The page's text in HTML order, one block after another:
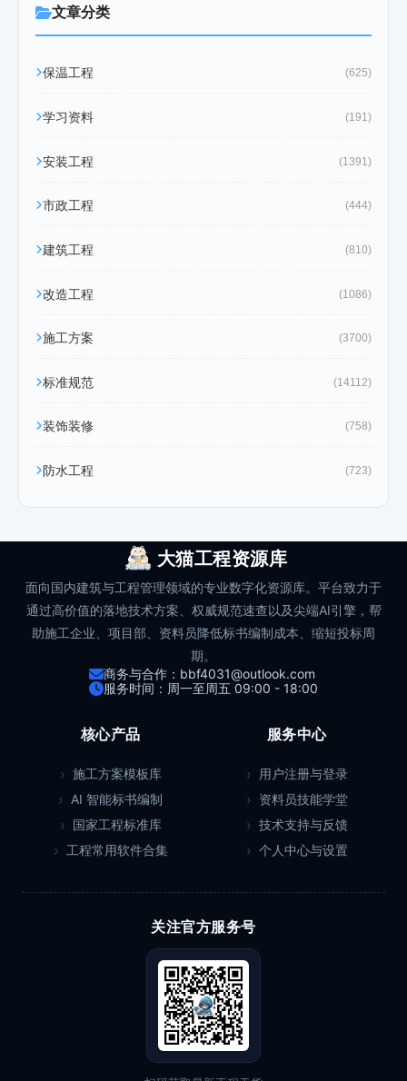
文章分类
保温工程 (625)
学习资料 (191)
安装工程 (1391)
市政工程 (444)
建筑工程 (810)
改造工程 (1086)
施工方案 (3700)
标准规范 (14112)
装饰装修 (758)
防水工程 (723)
大猫工程资源库
面向国内建筑与工程管理领域的专业数字化资源库。平台致力于
通过高价值的落地技术方案、权威规范速查以及尖端AI引擎，帮
助施工企业、项目部、资料员降低标书编制成本、缩短投标周
期。
商务与合作：bbf4031@outlook.com
服务时间：周一至周五 09:00 - 18:00
核心产品
施工方案模板库
AI 智能标书编制
国家工程标准库
工程常用软件合集
服务中心
用户注册与登录
资料员技能学堂
技术支持与反馈
个人中心与设置
关注官方服务号